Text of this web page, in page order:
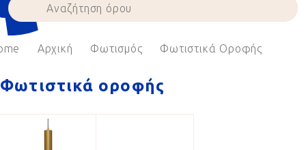
Αρχική Φωτισμός Φωτιστικά Οροφής
Φωτιστικά οροφής